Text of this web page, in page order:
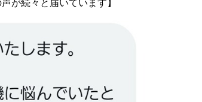
が続々と届いています】